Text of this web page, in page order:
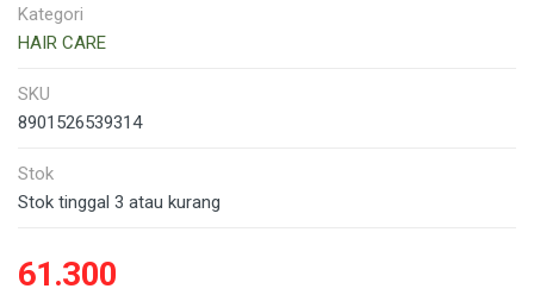
Kategori
HAIR CARE
SKU
8901526539314
Stok
Stok tinggal 3 atau kurang
61.300